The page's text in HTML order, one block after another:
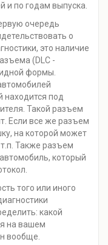
и по годам выпуска.
очередь
о
это наличие
(DLC -
формы.
под
Такой разъем
Если все же разъем
на которой может
Также разъем
который
того или иного
какой
на вашем
вообще.